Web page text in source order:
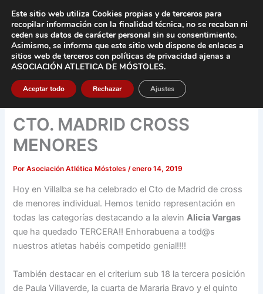
contenido
CTO. MADRID CROSS
MENORES
PorAsociación Atlética Móstoles/enero 14, 2019
Hoy en Villalba se ha celebrado el Cto de Madrid de cross
de menores individual. Hemos tenido representación en
todas las categorías destacando a la alevinAlicia Vargas
que ha quedado TERCERA!! Enhorabuena a tod@s
nuestros atletas habéis competido genial!!!!
También destacar en el criterium sub 18 la tercera posición
de Paula Villaverde, la cuarta de Mararia Bravo y el quinto
Este sitio web utiliza Cookies propias y de terceros para
recopilar información con la finalidad técnica, no se recaban ni
ceden sus datos de carácter personal sin su consentimiento.
Asimismo, se informa que este sitio web dispone de enlaces a
sitios web de terceros con políticas de privacidad ajenas a
ASOCIACIÓN ATLETICA DE MÓSTOLES.
Aceptar todo Rechazar Ajustes